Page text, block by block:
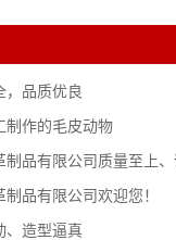
，品质优良
制作的毛皮动物
制品有限公司质量至上
品有限公司欢迎您！
、造型逼真